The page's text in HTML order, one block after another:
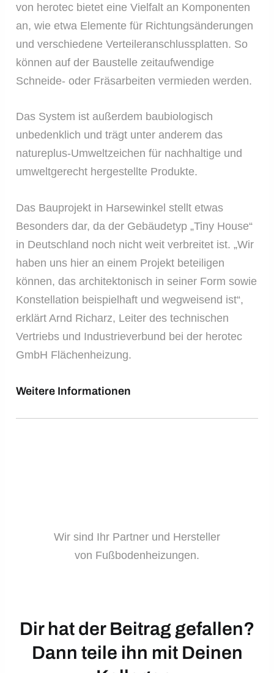
von herotec bietet eine Vielfalt an Komponenten
an, wie etwa Elemente für Richtungsänderungen
und verschiedene Verteileranschlussplatten. So
können auf der Baustelle zeitaufwendige
Schneide- oder Fräsarbeiten vermieden werden.
Das System ist außerdem baubiologisch
unbedenklich und trägt unter anderem das
natureplus-Umweltzeichen für nachhaltige und
umweltgerecht hergestellte Produkte.
Das Bauprojekt in Harsewinkel stellt etwas
Besonders dar, da der Gebäudetyp „Tiny House“
in Deutschland noch nicht weit verbreitet ist. „Wir
haben uns hier an einem Projekt beteiligen
können, das architektonisch in seiner Form sowie
Konstellation beispielhaft und wegweisend ist“,
erklärt Arnd Richarz, Leiter des technischen
Vertriebs und Industrieverbund bei der herotec
GmbH Flächenheizung.
Weitere Informationen
Wir sind Ihr Partner und Hersteller
von Fußbodenheizungen.
Dir hat der Beitrag gefallen?
Dann teile ihn mit Deinen